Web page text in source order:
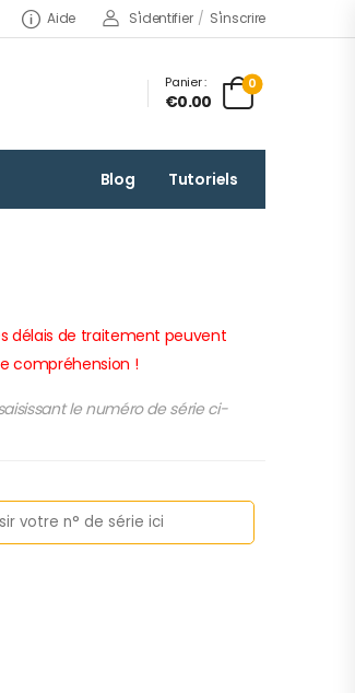
Aide S'identifier / S'inscrire
Panier :
€0.00
0
Blog
Tutoriels
délais de traitement peuvent
compréhension !
le numéro de série ci-